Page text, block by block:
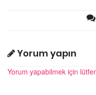
Yorum yapın
Yorum yapabilmek için